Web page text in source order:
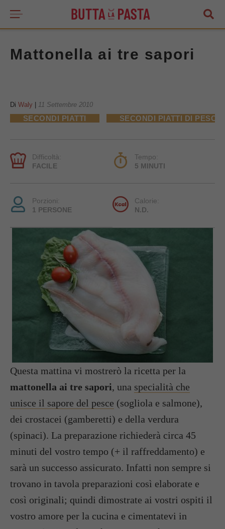
Mattonella ai tre sapori
Di Waly 11 Settembre 2010
SECONDI PIATTI SECONDI PIATTI DI PESCE
Difficoltà:
FACILE
Tempo:
5 MINUTI
Porzioni:
1 PERSONE
Calorie:
N.D.
Questa mattina vi mostrerò la ricetta per la
mattonella ai tre sapori, una specialità che
unisce il sapore del pesce (sogliola e salmone),
dei crostacei (gamberetti) e della verdura
(spinaci). La preparazione richiederà circa 45
minuti del vostro tempo (+ il raffreddamento) e
sarà un successo assicurato. Infatti non sempre si
trovano in tavola preparazioni così elaborate e
così originali; quindi dimostrate ai vostri ospiti il
vostro amore per la cucina e cimentatevi in